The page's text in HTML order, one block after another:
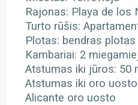
Rajonas: Playa de los
Turto rūšis:
Plotas: bendras plotas
Kambariai: 2
Atstumas iki jūros: 50
Atstumas iki oro
Alicante oro uosto